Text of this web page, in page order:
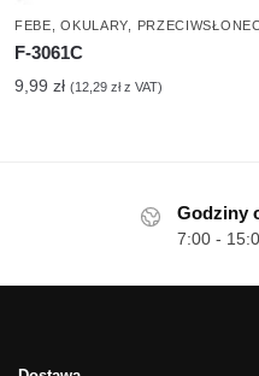
FEBE ,OKULARY
F-3061C
9,99 zł (12,29 złz VAT)
Godziny
7:00 -